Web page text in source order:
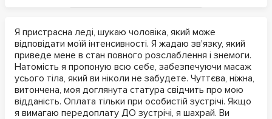
Я пристрасна леді, шукаю чоловіка, який може
відповідати моїй інтенсивності. Я жадаю зв'язку, який
приведе мене в стан повного розслаблення і знемоги.
Натомість я пропоную всю себе, забезпечуючи масаж
усього тіла, який ви ніколи не забудете. Чуттєва, ніжна,
витончена, моя доглянута статура свідчить про мою
відданість. Оплата тільки при особистій зустрічі. Якщо
я вимагаю передоплату ДО зустрічі, я шахрай. Ви